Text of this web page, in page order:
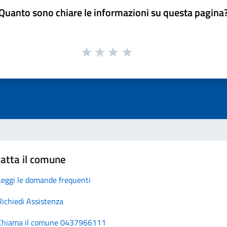
sono chiare le informazioni su questa
il comune
le domande frequenti
Assistenza
il comune 0437966111